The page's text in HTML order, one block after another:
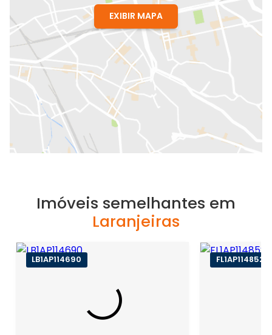
EXIBIR MAPA
Imóveis semelhantes em
Laranjeiras
LB1AP114690 FL1AP114852